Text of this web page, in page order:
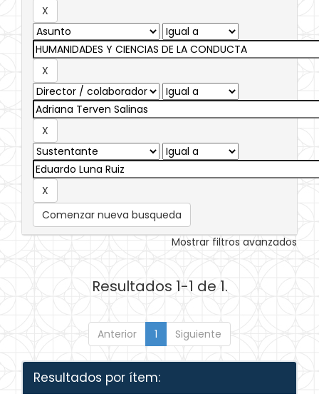
Comenzar nueva busqueda
Mostrar filtros avanzados
Resultados 1-1 de 1.
Anterior 1 Siguiente
Resultados por ítem: